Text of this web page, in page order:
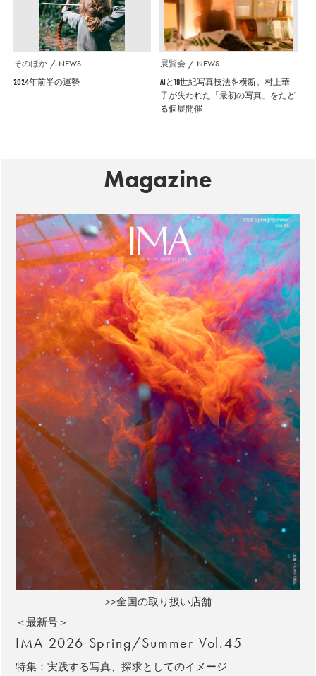
そのほか NEWS
2024年前半の運勢
展覧会 NEWS
AIと19世紀写真技法を横断。村上華
子が失われた「最初の写真」をたど
る個展開催
Magazine
>>全国の取り扱い店舗
＜最新号＞
IMA 2026 Spring/Summer Vol.45
特集：実践する写真、探求としてのイメージ